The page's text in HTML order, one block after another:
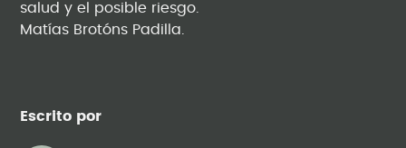
Escrito por
salud y el posible riesgo.
Matías Brotóns Padilla.